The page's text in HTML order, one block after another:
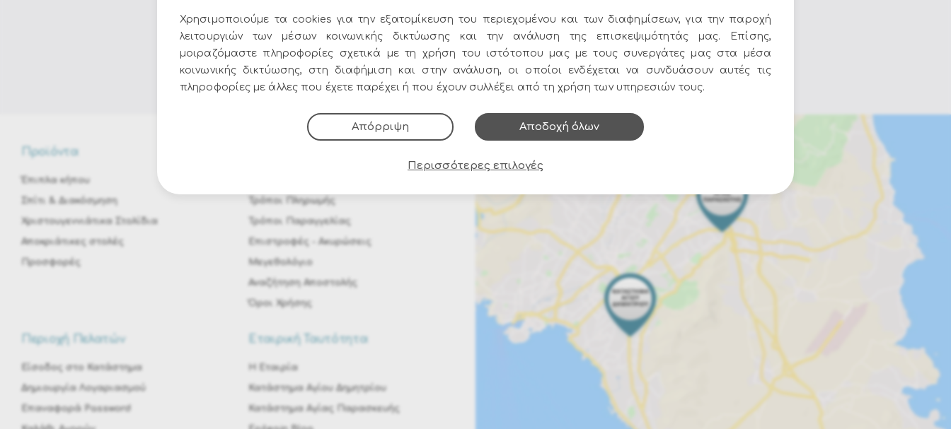
Προϊόντα
Έπιπλα κήπου
Σπίτι & Διακόσμηση
Χριστουγεννιάτικα Στολίδια
Αποκριάτικες στολές
Προσφορές
Τρόποι Πληρωμής
Τρόποι Παραγγελίας
Eπιστροφές - Ακυρώσεις
Μεγεθολόγιο
Αναζήτηση Αποστολής
Όροι Χρήσης
Περιοχή Πελατών
Είσοδος στο Κατάστημα
Δημιουργία Λογαριασμού
Επαναφορά Password
Εταιρική Ταυτότητα
H Εταιρία
Κατάστημα Αγίου Δημητρίου
Κατάστημα Αγίας Παρασκευής
Χρησιμοποιούμε τα cookies για την εξατομίκευση του περιεχομένου και των διαφημίσεων, για την παροχή
λειτουργιών των μέσων κοινωνικής δικτύωσης και την ανάλυση της επισκεψιμότητάς μας. Επίσης,
μοιραζόμαστε πληροφορίες σχετικά με τη χρήση του ιστότοπου μας με τους συνεργάτες μας στα μέσα
κοινωνικής δικτύωσης, στη διαφήμιση και στην ανάλυση, οι οποίοι ενδέχεται να συνδυάσουν αυτές τις
πληροφορίες με άλλες που έχετε παρέχει ή που έχουν συλλέξει από τη χρήση των υπηρεσιών τους.
Απόρριψη Αποδοχή όλων
Περισσότερες επιλογές